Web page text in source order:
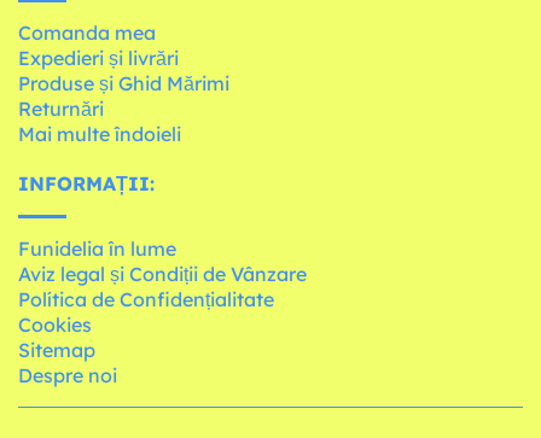
Comanda mea
Expedieri și livrări
Produse și Ghid Mărimi
Returnări
Mai multe îndoieli
INFORMAȚII:
Funidelia în lume
Aviz legal și Condiții de Vânzare
Política de Confidențialitate
Cookies
Sitemap
Despre noi